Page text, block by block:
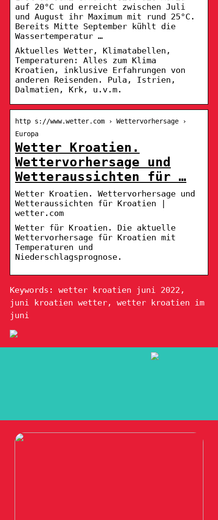
auf 20°C und erreicht zwischen Juli
und August ihr Maximum mit rund 25°C.
Bereits Mitte September kühlt die
Wassertemperatur …
Aktuelles Wetter, Klimatabellen,
Temperaturen: Alles zum Klima
Kroatien, inklusive Erfahrungen von
anderen Reisenden. Pula, Istrien,
Dalmatien, Krk, u.v.m.
http s://www.wetter.com › Wettervorhersage ›
Europa
Wetter Kroatien.
Wettervorhersage und
Wetteraussichten für …
Wetter Kroatien. Wettervorhersage und
Wetteraussichten für Kroatien |
wetter.com
Wetter für Kroatien. Die aktuelle
Wettervorhersage für Kroatien mit
Temperaturen und
Niederschlagsprognose.
Keywords: wetter kroatien juni 2022,
juni kroatien wetter, wetter kroatien im
juni